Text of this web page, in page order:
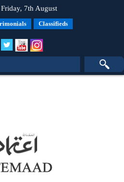
7th August
Classifieds